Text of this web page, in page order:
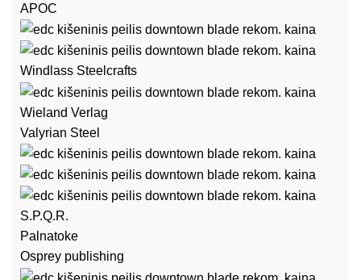
APOC
Windlass Steelcrafts
Wieland Verlag
Valyrian Steel
S.P.Q.R.
Palnatoke
Osprey publishing